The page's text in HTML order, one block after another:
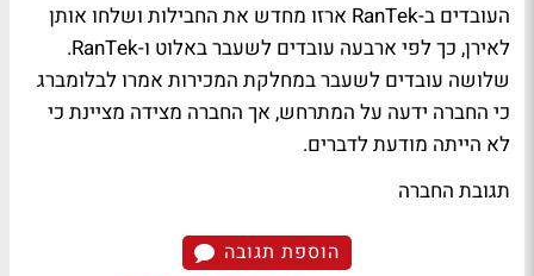
העובדים ב-RanTek ארזו מחדש את החבילות ושלחו אותן
לאירן, כך לפי ארבעה עובדים לשעבר באלוט ו-RanTek.
שלושה עובדים לשעבר במחלקת המכירות אמרו לבלומברג
כי החברה ידעה על המתרחש, אך החברה מצידה מציינת כי
לא הייתה מודעת לדברים.
תגובת החברה
הוספת תגובה